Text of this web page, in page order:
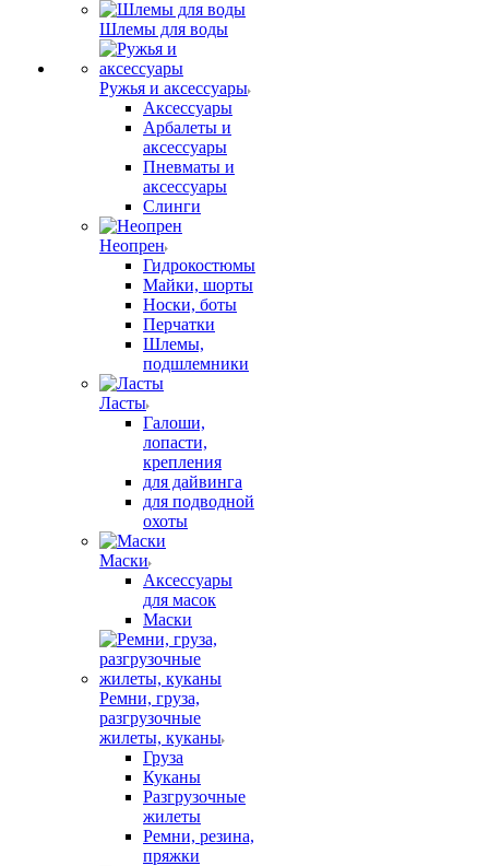
Шлемы для воды
Ружья и аксессуары
Аксессуары
Арбалеты и
аксессуары
Пневматы и
аксессуары
Слинги
Неопрен
Гидрокостюмы
Майки, шорты
Носки, боты
Перчатки
Шлемы,
подшлемники
Ласты
Галоши,
лопасти,
крепления
для дайвинга
для подводной
охоты
Маски
Аксессуары
для масок
Маски
Ремни, груза,
разгрузочные
жилеты, куканы
Груза
Куканы
Разгрузочные
жилеты
Ремни, резина,
пряжки